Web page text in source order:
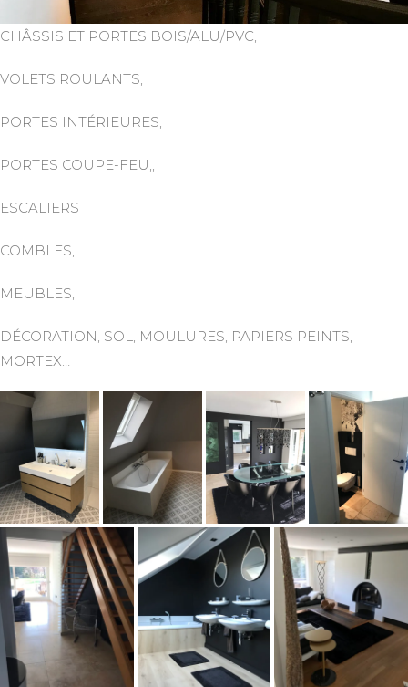
CHÂSSIS ET PORTES BOIS/ALU/PVC,
VOLETS ROULANTS,
PORTES INTÉRIEURES,
PORTES COUPE-FEU,,
ESCALIERS
COMBLES,
MEUBLES,
DÉCORATION, SOL, MOULURES, PAPIERS PEINTS,
MORTEX…